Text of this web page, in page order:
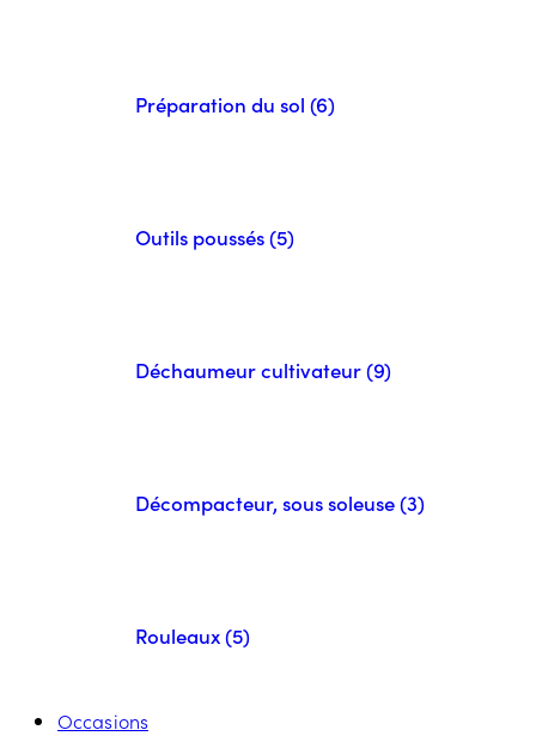
Préparation du sol (6)
Outils poussés (5)
Déchaumeur cultivateur (9)
Décompacteur, sous soleuse (3)
Rouleaux (5)
Occasions